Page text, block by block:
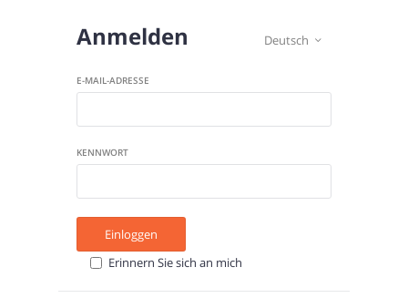
Deutsch 
Anmelden
E-MAIL-ADRESSE
KENNWORT
Einloggen
Erinnern Sie sich an mich